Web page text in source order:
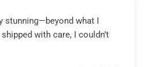
stunning—beyond what I
with care, I couldn’t